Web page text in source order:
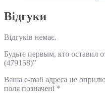
Відгуки
Відгуків немає.
Будьте первым, кто оставил
(479158)”
Ваша e-mail адреса не
поля позначені *